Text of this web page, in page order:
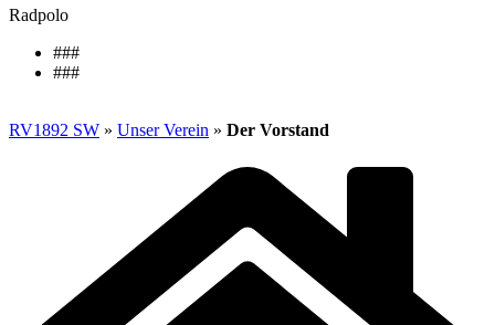
Radpolo
###
###
RV1892 SW » Unser Verein » Der Vorstand